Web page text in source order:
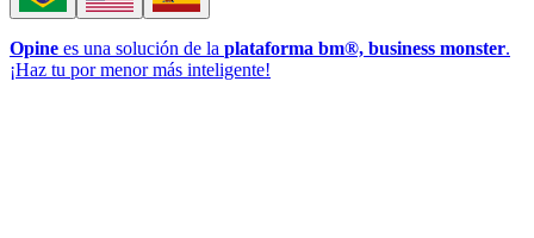
Opine es una solución de la plataforma bm®, business monster.
¡Haz tu por menor más inteligente!